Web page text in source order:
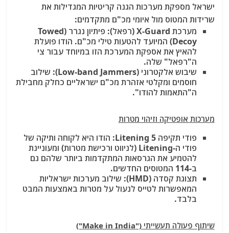
ישראל מספקת מערכות הגנה קריטיות המגדילות את
שרידות המטוס מול איומי מכ"ם מתקדמים:
מערכת X-Guard (רפאל): פיתיון נגרר (Towed
Decoy) המיועד להטעות טילי מכ"ם. הודו פועלת
להאיץ את אספקת המערכת הזו במיוחד עבור צי
ה"רפאל" שלה.
שיבוש אלקטרוני (Low-band Jammers): שילוב
חוסמים ומקלטי אזהרת מכ"ם ישראליים כחלק מחבילת
ה"התאמות להודו".
מערכות אופטיקה וזיהוי מטרות
פודי תקיפה Litening 5: הודו היא לקוחה ותיקה של
פודי ה-Litening (לניווט ורכישת מטרות) ומעוניינת
להטמיע את הגרסאות המתקדמות ביותר שלהם גם
ב-114 המטוסים החדשים.
תצוגת קסדה (HMD): שילוב מערכות ישראליות
המאפשרות לטייס לנעול על מטרות באמצעות המבט
בלבד.
שיתוף פעולה תעשייתי ("Make in India")